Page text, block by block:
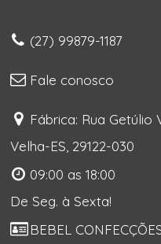
(27) 99879-1187
Fale conosco
Fábrica: Rua Getúlio
Velha-ES, 29122-030
09:00 as 18:00
De Seg. à Sexta!
BEBEL